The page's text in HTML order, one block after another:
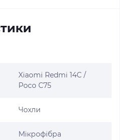
Xiaomi Redmi 14C /
Poco C75
Чохли
Мікрофібра